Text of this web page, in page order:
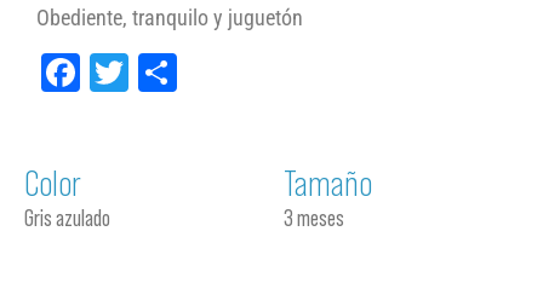
Obediente, tranquilo y juguetón
Facebook
Twitter
Color
Gris azulado
Tamaño
3 meses